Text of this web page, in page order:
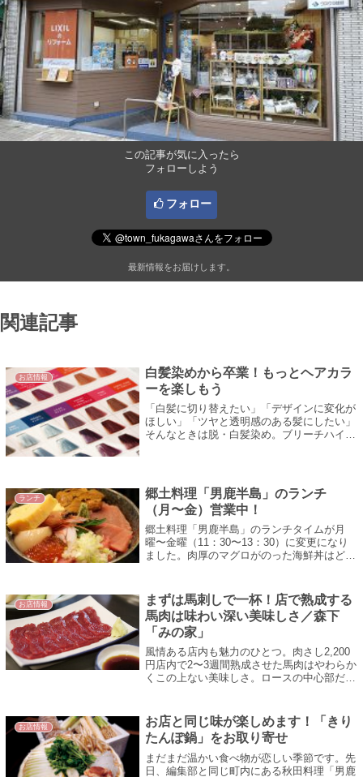
この記事が気に入ったら
フォローしよう
フォロー
最新情報をお届けします。
関連記事
お店情報
白髪染めから卒業！もっとヘアカラ
ーを楽しもう
「白髪に切り替えたい」「デザインに変化が
ほしい」「ツヤと透明感のある髪にしたい」
そんなときは脱・白髪染め。ブリーチハイラ
ランチ
郷土料理「男鹿半島」のランチ
（月〜金）営業中！
郷土料理「男鹿半島」のランチタイムが月
曜〜金曜（11：30〜13：30）に変更になり
ました。肉厚のマグロがのった海鮮丼はどれ
お店情報
まずは馬刺しで一杯！店で熟成する
馬肉は味わい深い美味しさ／森下
「みの家」
風情ある店内も魅力のひとつ。肉さし2,200
円店内で2〜3週間熟成させた馬肉はやわらか
くこの上ない美味しさ。ロースの中心部だけ
お店情報
お店と同じ味が楽しめます！「きり
たんぽ鍋」をお取り寄せ
まだまだ温かい食べ物が恋しい季節です。先
日、編集部と同じ町内にある秋田料理「男鹿